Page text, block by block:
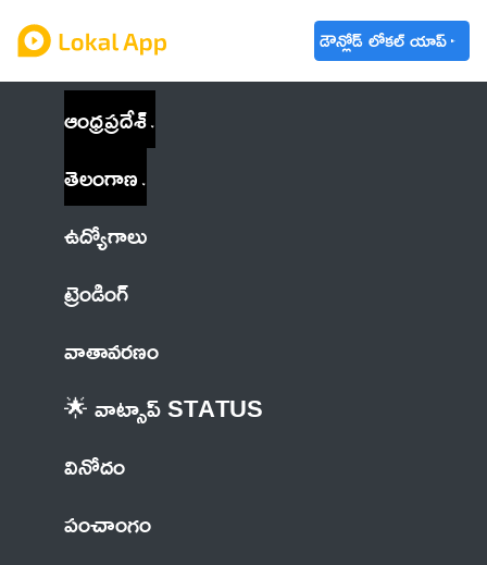
డౌన్లోడ్ లోకల్ యాప్
ఆంధ్రప్రదేశ్
తెలంగాణ
ఉద్యోగాలు
ట్రెండింగ్
వాతావరణం
🌟 వాట్సాప్ STATUS
వినోదం
పంచాంగం